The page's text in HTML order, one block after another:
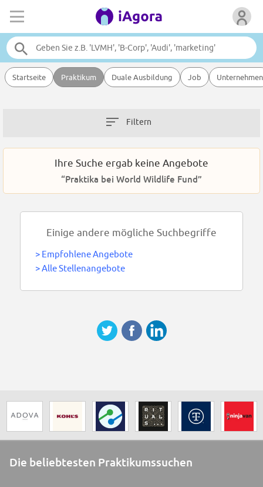
Startseite Praktikum Duale Ausbildung Job Unternehmen
Filtern
Ihre Suche ergab keine Angebote
“Praktika bei World Wildlife Fund”
Einige andere mögliche Suchbegriffe
> Empfohlene Angebote
>Alle Stellenangebote
Die beliebtesten Praktikumssuchen